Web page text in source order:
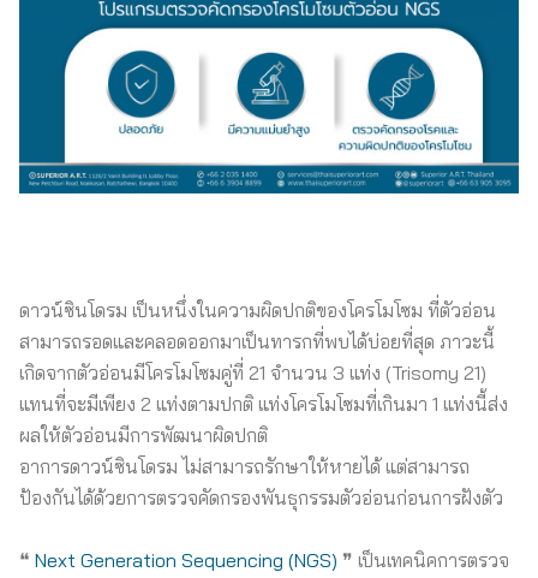
ดาวน์ซินโดรม เป็นหนึ่งในความผิดปกติของโครโมโซม ที่ตัวอ่อน
สามารถรอดและคลอดออกมาเป็นทารกที่พบได้บ่อยที่สุด ภาวะนี้
เกิดจากตัวอ่อนมีโครโมโซมคู่ที่ 21 จำนวน 3 แท่ง (Trisomy 21)
แทนที่จะมีเพียง 2 แท่งตามปกติ แท่งโครโมโซมที่เกินมา 1 แท่งนี้ส่ง
ผลให้ตัวอ่อนมีการพัฒนาผิดปกติ
อาการดาวน์ซินโดรม ไม่สามารถรักษาให้หายได้ แต่สามารถ
ป้องกันได้ด้วยการตรวจคัดกรองพันธุกรรมตัวอ่อนก่อนการฝังตัว
❝ Next Generation Sequencing (NGS) ❞ เป็นเทคนิคการตรวจ